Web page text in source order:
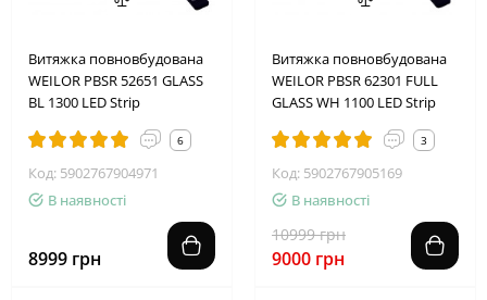
Витяжка повновбудована
WEILOR PBSR 52651 GLASS
BL 1300 LED Strip
6
Код: 5902767904971
В наявності
8999 грн
Витяжка повновбудована
WEILOR PBSR 62301 FULL
GLASS WH 1100 LED Strip
3
Код: 5902767905169
В наявності
10999 грн
9000 грн